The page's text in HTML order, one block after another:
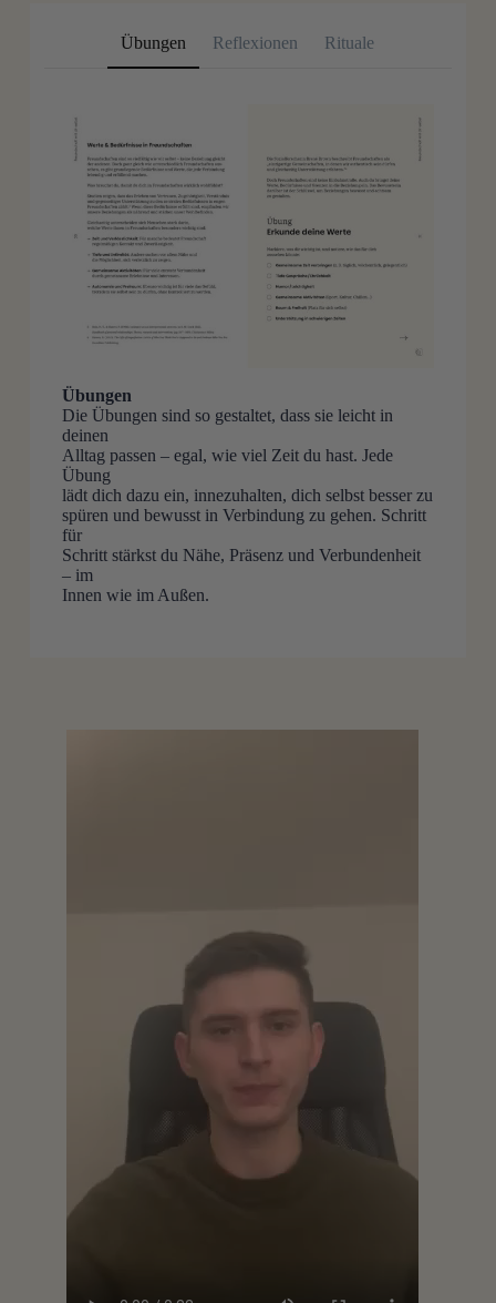
Übungen Reflexionen Rituale
Übungen
Die Übungen sind so gestaltet, dass sie leicht in
deinen
Alltag passen – egal, wie viel Zeit du hast. Jede
Übung
lädt dich dazu ein, innezuhalten, dich selbst besser zu
spüren und bewusst in Verbindung zu gehen. Schritt
für
Schritt stärkst du Nähe, Präsenz und Verbundenheit
– im
Innen wie im Außen.